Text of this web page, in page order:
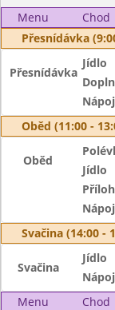
Menu Chod
Přesnídávka
Přesnídávka
Jídlo
Nápoj
Oběd (11:00 -
Oběd
Jídlo
Nápoj
Svačina (14:00 -
Svačina
Jídlo
Nápoj
Menu
Chod